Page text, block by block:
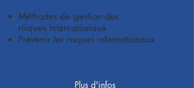
Méthodes de gestion des
risques internationaux
Prévenir les risques internationaux
Plus d'infos